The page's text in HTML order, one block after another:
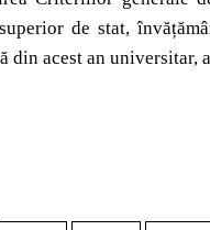
de stat,
din acest an universitar,